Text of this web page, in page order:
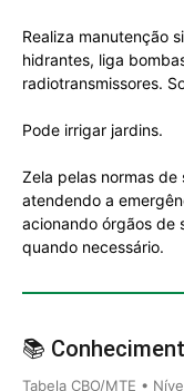
Realiza manutenção
hidrantes, liga
radiotransmissores.
Pode irrigar jardins.
Zela pelas normas
atendendo a
acionando órgãos de
quando necessário.
📚
Tabela CBO/MTE •